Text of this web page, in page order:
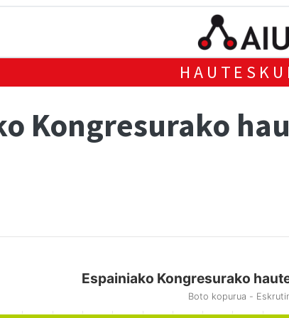
Kongresurako
Espainiako Kongresurako
Boto kopurua -